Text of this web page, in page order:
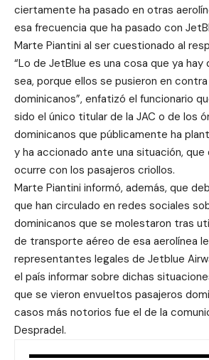
ciertamente ha pasado en otras
esa frecuencia que ha pasado con
Marte Piantini al ser cuestionado al
“Lo de JetBlue es una cosa que ya hay
sea, porque ellos se pusieron en
dominicanos”, enfatizó el funcionario
sido el único titular de la JAC o de los
dominicanos que públicamente ha
y ha accionado ante una situación,
ocurre con los pasajeros criollos.
Marte Piantini informó, además, que
que han circulado en redes sociales
dominicanos que se molestaron tras
de transporte aéreo de esa aerolínea
representantes legales de Jetblue
el país informar sobre dichas
que se vieron envueltos pasajeros
casos más notorios fue el de la
Despradel.